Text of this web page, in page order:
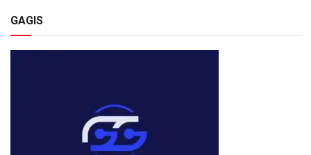
GAGIS